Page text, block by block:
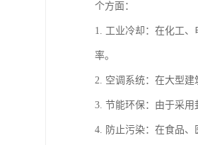
个方面：
1. 工业冷却：在化工
率。
2. 空调系统：在大型建
3. 节能环保：由于采用
4. 防止污染：在食品、